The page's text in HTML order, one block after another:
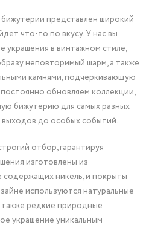
представлен широкий
что-то по вкусу. У нас вы
украшения в винтажном стиле,
неповторимый шарм, а также
камнями, подчеркивающую
обновляем коллекции,
бижутерию для самых разных
до особых событий.
отбор, гарантируя
изготовлены из
содержащих никель, и покрыты
используются натуральные
редкие природные
украшение уникальным